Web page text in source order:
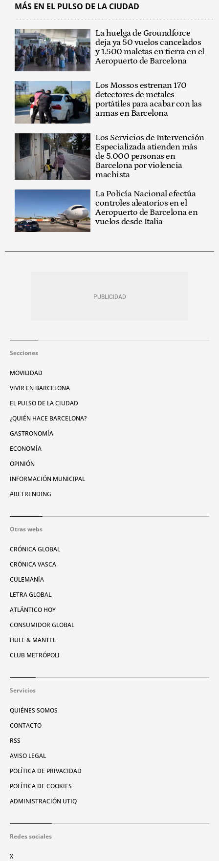
MÁS EN EL PULSO DE LA CIUDAD
La huelga de Groundforce
deja ya 50 vuelos cancelados
y 1.500 maletas en tierra en el
Aeropuerto de Barcelona
Los Mossos estrenan 170
detectores de metales
portátiles para acabar con las
armas en Barcelona
Los Servicios de Intervención
Especializada atienden más
de 5.000 personas en
Barcelona por violencia
machista
La Policía Nacional efectúa
controles aleatorios en el
Aeropuerto de Barcelona en
vuelos desde Italia
Secciones
MOVILIDAD
VIVIR EN BARCELONA
EL PULSO DE LA CIUDAD
¿QUIÉN HACE BARCELONA?
GASTRONOMÍA
ECONOMÍA
OPINIÓN
INFORMACIÓN MUNICIPAL
#BETRENDING
Otras webs
CRÓNICA GLOBAL
CRÓNICA VASCA
CULEMANÍA
LETRA GLOBAL
ATLÁNTICO HOY
CONSUMIDOR GLOBAL
HULE & MANTEL
CLUB METRÓPOLI
Servicios
QUIÉNES SOMOS
CONTACTO
RSS
AVISO LEGAL
POLÍTICA DE PRIVACIDAD
POLÍTICA DE COOKIES
ADMINISTRACIÓN UTIQ
Redes sociales
X